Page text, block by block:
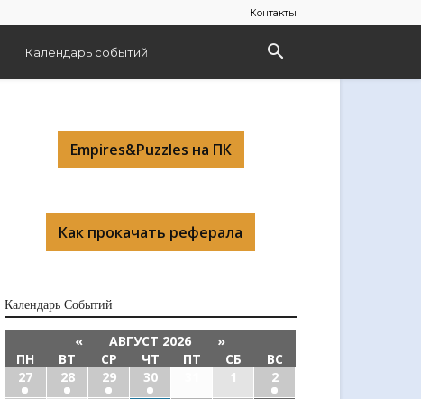
Контакты
Календарь событий
Empires&Puzzles на ПК
Как прокачать реферала
Календарь Cобытий
« АВГУСТ 2026
»
ПН
ВТ СР ЧТ ПТ СБ
ВС
27
28 29 30 1
2